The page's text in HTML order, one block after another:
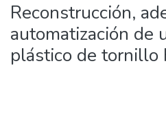
Reconstrucción,
automatización de
plástico de tornillo